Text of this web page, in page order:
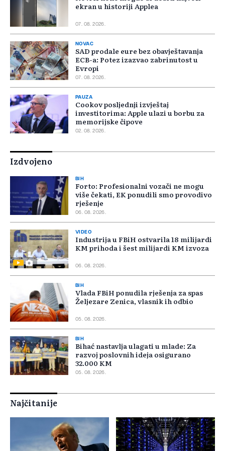
ekran u historiji Applea
07. 08. 2026.
NOVAC
SAD prodale eure bez obavještavanja
ECB-a: Potez izazvao zabrinutost u
Evropi
07. 08. 2026.
PAUZA
Cookov posljednji izvještaj
investitorima: Apple ulazi u borbu za
memorijske čipove
02. 08. 2026.
Izdvojeno
BIH
Forto: Profesionalni vozači ne mogu
više čekati, EK ponudili smo provodivo
rješenje
06. 08. 2026.
VIDEO
Industrija u FBiH ostvarila 18 milijardi
KM prihoda i šest milijardi KM izvoza
06. 08. 2026.
BIH
Vlada FBiH ponudila rješenja za spas
Željezare Zenica, vlasnik ih odbio
05. 08. 2026.
BIH
Bihać nastavlja ulagati u mlade: Za
razvoj poslovnih ideja osigurano
32.000 KM
05. 08. 2026.
Najčitanije